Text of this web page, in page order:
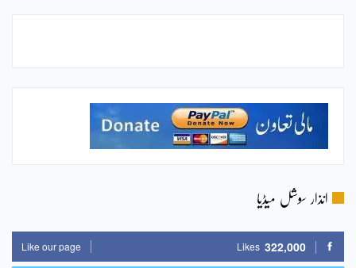
انذار سوشل میڈیا
322,000
Likes
Like our page